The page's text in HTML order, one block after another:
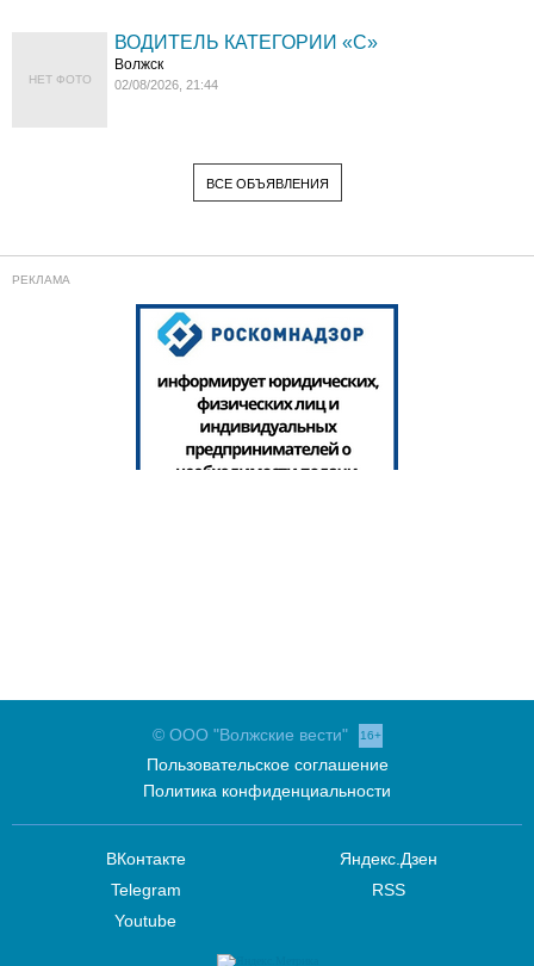
НЕТ ФОТО
ВОДИТЕЛЬ КАТЕГОРИИ «C»
Волжск
02/08/2026, 21:44
ВСЕ ОБЪЯВЛЕНИЯ
© ООО "Волжские вести" 16+
Пользовательское соглашение
Политика конфиденциальности
ВКонтакте
Telegram
Youtube
Яндекс.Дзен
RSS